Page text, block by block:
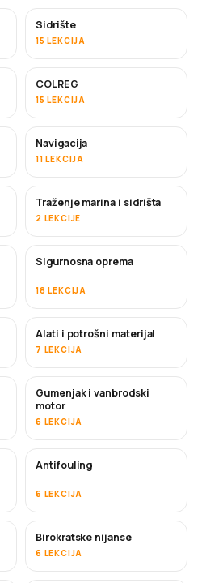
Sidrište
15 LEKCIJA
COLREG
15 LEKCIJA
Navigacija
11 LEKCIJA
Traženje marina i sidrišta
2 LEKCIJE
Sigurnosna oprema
18 LEKCIJA
Alati i potrošni materijal
7 LEKCIJA
Gumenjak i vanbrodski
motor
6 LEKCIJA
USKORO
Antifouling
6 LEKCIJA
Birokratske nijanse
6 LEKCIJA